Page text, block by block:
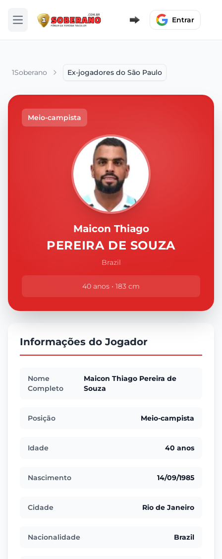
Abrir menu Entrar
1Soberano Ex-jogadores do São Paulo
Meio-campista
Maicon Thiago
PEREIRA DE SOUZA
Brazil
40 anos • 183 cm
Informações do Jogador
Nome
Completo
Maicon Thiago Pereira de
Souza
Posição Meio-campista
Idade 40 anos
Nascimento 14/09/1985
Cidade Rio de Janeiro
Nacionalidade Brazil